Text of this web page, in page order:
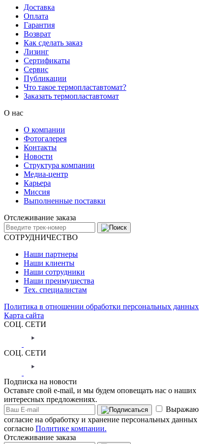
Доставка
Оплата
Гарантия
Возврат
Как сделать заказ
Лизинг
Сертификаты
Сервис
Публикации
Что такое термопластавтомат?
Заказать термопластавтомат
О нас
О компании
Фотогалерея
Контакты
Новости
Структура компании
Медиа-центр
Карьера
Миссия
Выполненные поставки
Отслеживание заказа
СОТРУДНИЧЕСТВО
Наши партнеры
Наши клиенты
Наши сотрудники
Наши преимущества
Тех. специалистам
Политика в отношении обработки персональных данных
Карта сайта
СОЦ. СЕТИ
СОЦ. СЕТИ
Подписка на новости
Оставьте свой e-mail, и мы будем оповещать нас о наших
интересных предложениях.
Выражаю
согласие на обработку и хранение персональных данных
согласно Политике компании.
Отслеживание заказа